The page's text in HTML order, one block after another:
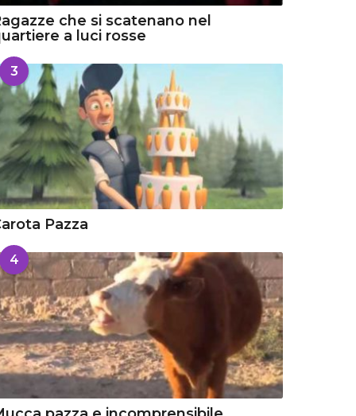
che si scatenano nel
a luci rosse
3
Pazza
4